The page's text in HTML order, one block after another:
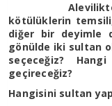
Alevilikte iki
kötülüklerin
diğer bir deyimle
gönülde iki sultan
seçeceğiz?
geçireceğiz?
Hangisini sultan